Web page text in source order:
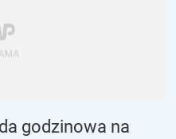
godzinowa na